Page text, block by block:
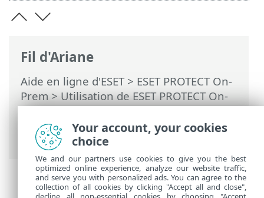
Fil d'Ariane
Aide en ligne d'ESET> ESET PROTECT On-
Prem>Utilisation de ESET PROTECT On-
Prem>ESET PROTECT On-Prem Menu
principal
> Plus > Gestion de
l’abonnement
Your account, your cookies
choice
We and our partners use cookies to give you the best
optimized online experience, analyze our website traffic,
and serve you with personalized ads. You can agree to the
collection of all cookies by clicking "Accept all and close",